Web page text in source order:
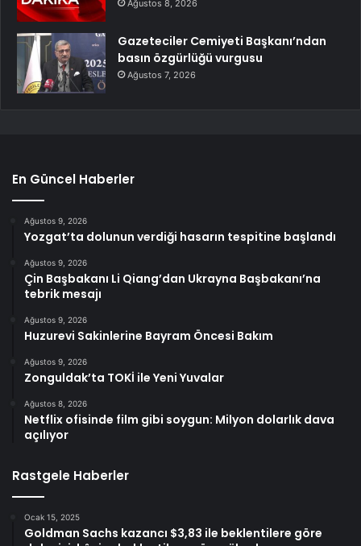
Ağustos 8, 2026
Gazeteciler Cemiyeti Başkanı’ndan
basın özgürlüğü vurgusu
Ağustos 7, 2026
En Güncel Haberler
Ağustos 9, 2026
Yozgat’ta dolunun verdiği hasarın tespitine başlandı
Ağustos 9, 2026
Çin Başbakanı Li Qiang’dan Ukrayna Başbakanı’na
tebrik mesajı
Ağustos 9, 2026
Huzurevi Sakinlerine Bayram Öncesi Bakım
Ağustos 9, 2026
Zonguldak’ta TOKİ ile Yeni Yuvalar
Ağustos 8, 2026
Netflix ofisinde film gibi soygun: Milyon dolarlık dava
açılıyor
Rastgele Haberler
Ocak 15, 2025
Goldman Sachs kazancı $3,83 ile beklentilere göre